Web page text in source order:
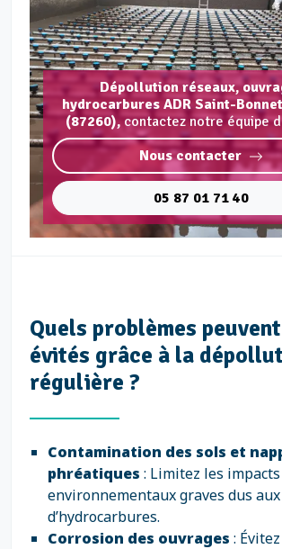
Dépollution réseaux,
hydrocarbures ADR Saint-
(87260), contactez notre équipe
Nous contacter
05 87 01 71 40
Quels problèmes
évités grâce à la
régulière ?
Contamination des sols et
phréatiques : Limitez les impacts
environnementaux graves dus
d’hydrocarbures.
Corrosion des ouvrages :